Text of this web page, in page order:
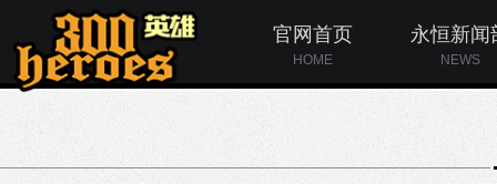
官网首页
HOME
永恒新闻
NEWS